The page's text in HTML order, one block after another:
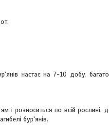
настає на 7-10 добу,
і розноситься по всій
бур'янів.